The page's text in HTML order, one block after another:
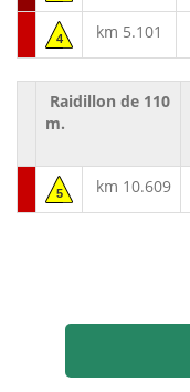
4 km 5.101
Raidillon de 110
m.
5 km 10.609